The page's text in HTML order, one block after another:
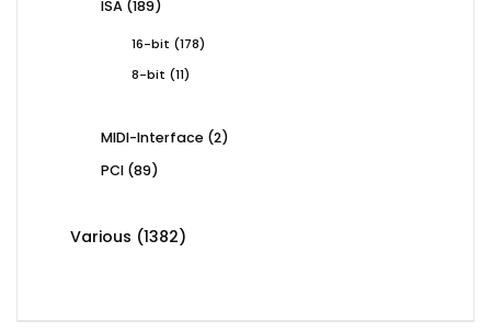
ISA 189189
16-bit 178178
8-bit
1111
MIDI-Interface 22
PCI 8989
Various 13821382